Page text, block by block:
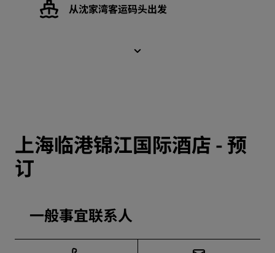
从沈家湾客运码头出发
上海临港锦江国际酒店 - 预
订
一般事宜联系人